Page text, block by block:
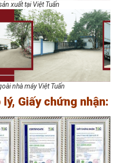
xuất tại Việt Tuấn
nhà máy Việt Tuấn
Giấy chứng nhận: